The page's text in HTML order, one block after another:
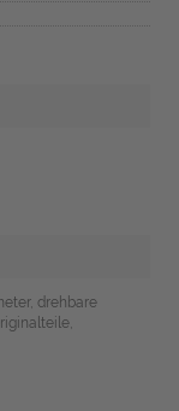
drehbare